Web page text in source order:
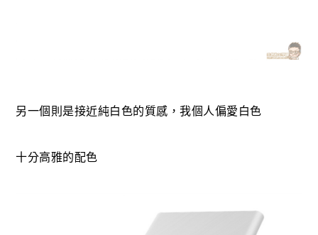
另一個則是接近純白色的質感，我個人偏愛白色
十分高雅的配色